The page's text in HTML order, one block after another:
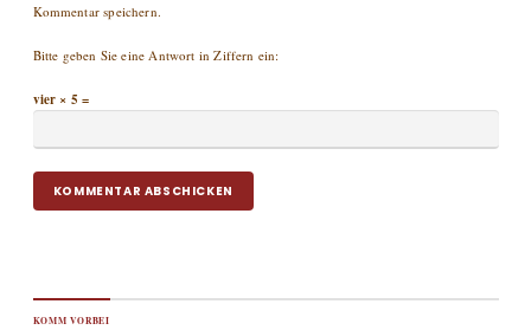
Kommentar speichern.
Bitte geben Sie eine Antwort in Ziffern ein:
vier × 5 =
KOMM VORBEI